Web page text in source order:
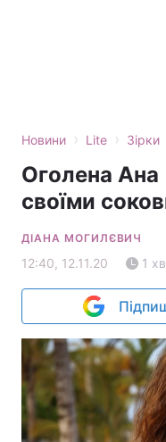
Новини › Lite › Зірки
Оголена Ана
своїми
ДІАНА МОГИЛЄВИЧ
12:40, 12.11.20 1